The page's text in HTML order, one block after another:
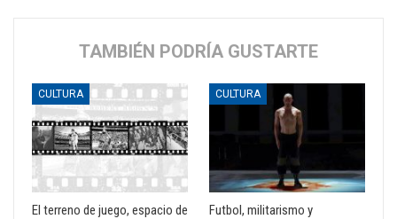
TAMBIÉN PODRÍA GUSTARTE
CULTURA
El terreno de juego, espacio de
CULTURA
Futbol, militarismo y